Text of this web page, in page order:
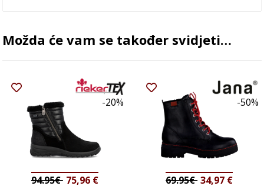
Možda će vam se također svidjeti…
-20%
94.95€ 75,96 €
-50%
69.95€ 34,97 €